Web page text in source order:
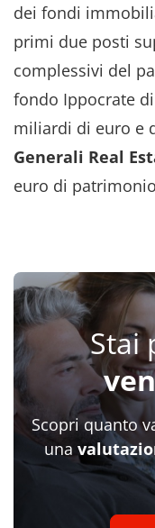
dei fondi
primi due posti
complessivi del
fondo Ippocrate di
miliardi di euro e
Generali Real
euro di
Stai
Scopri quanto
una